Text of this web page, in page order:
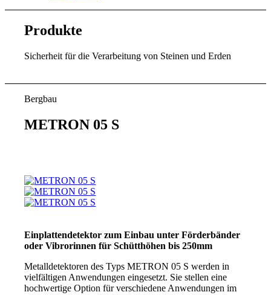
Produkte
Sicherheit für die Verarbeitung von Steinen und Erden
Bergbau
METRON 05 S
Einplattendetektor zum Einbau unter Förderbänder
oder Vibrorinnen für Schütthöhen bis 250mm
Metalldetektoren des Typs METRON 05 S werden in
vielfältigen Anwendungen eingesetzt. Sie stellen eine
hochwertige Option für verschiedene Anwendungen im